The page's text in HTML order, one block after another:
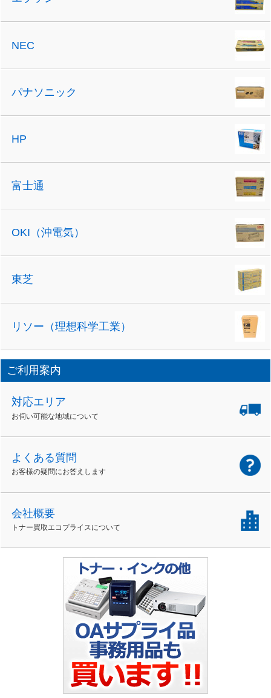
NEC
パナソニック
HP
富士通
OKI（沖電気）
東芝
リソー（理想科学工業）
ご利用案内
対応エリア
お伺い可能な地域について
よくある質問
お客様の疑問にお答えします
会社概要
トナー買取エコプライスについて